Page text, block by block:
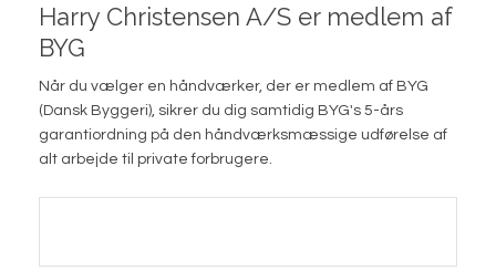
Harry Christensen A/S er medlem af
BYG
Når du vælger en håndværker, der er medlem af BYG
(Dansk Byggeri), sikrer du dig samtidig BYG's 5-års
garantiordning på den håndværksmæssige udførelse af
alt arbejde til private forbrugere.​